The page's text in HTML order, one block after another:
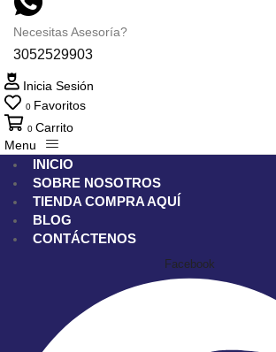
Necesitas Asesoría?
3052529903
Inicia Sesión
0 Favoritos
0 Carrito
Menu
INICIO
SOBRE NOSOTROS
TIENDA COMPRA AQUÍ
BLOG
CONTÁCTENOS
Facebook